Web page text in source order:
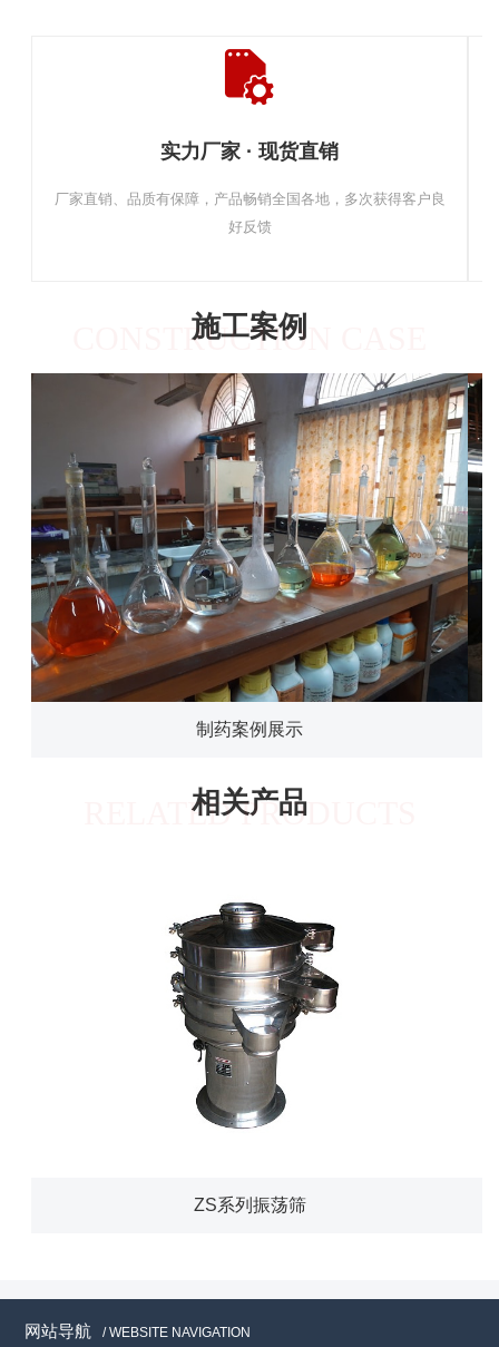
实力厂家 · 现货直销
厂家直销、品质有保障，产品畅销全国各地，多次获得客户良
好反馈
施工案例
CONSTRUCTION CASE
制药案例展示
相关产品
RELATED PRODUCTS
ZS系列振荡筛
网站导航 / WEBSITE NAVIGATION